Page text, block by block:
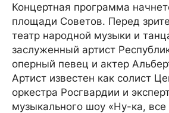
Концертная программа
площади Советов. Перед
театр народной музыки и
заслуженный артист
оперный певец и актер
Артист известен как солист
оркестра Росгвардии и
музыкального шоу «Ну-ка, все